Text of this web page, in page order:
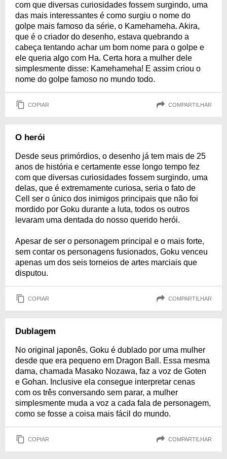
com que diversas curiosidades fossem surgindo, uma
das mais interessantes é como surgiu o nome do
golpe mais famoso da série, o Kamehameha. Akira,
que é o criador do desenho, estava quebrando a
cabeça tentando achar um bom nome para o golpe e
ele queria algo com Ha. Certa hora a mulher dele
simplesmente disse: Kamehameha! E assim criou o
nome do golpe famoso no mundo todo.
COPIAR COMPARTILHAR
O herói
Desde seus primórdios, o desenho já tem mais de 25
anos de história e certamente esse longo tempo fez
com que diversas curiosidades fossem surgindo, uma
delas, que é extremamente curiosa, seria o fato de
Cell ser o único dos inimigos principais que não foi
mordido por Goku durante a luta, todos os outros
levaram uma dentada do nosso querido herói.
Apesar de ser o personagem principal e o mais forte,
sem contar os personagens fusionados, Goku venceu
apenas um dos seis torneios de artes marciais que
disputou.
COPIAR COMPARTILHAR
Dublagem
No original japonês, Goku é dublado por uma mulher
desde que era pequeno em Dragon Ball. Essa mesma
dama, chamada Masako Nozawa, faz a voz de Goten
e Gohan. Inclusive ela consegue interpretar cenas
com os três conversando sem parar, a mulher
simplesmente muda a voz a cada fala de personagem,
como se fosse a coisa mais fácil do mundo.
COPIAR COMPARTILHAR